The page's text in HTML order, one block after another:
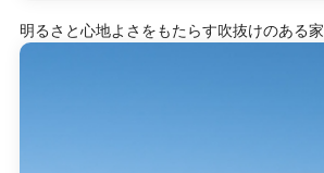
明るさと心地よさをもたらす吹抜けのある家